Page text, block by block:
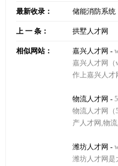
最新收录： 储能消防系统
上 一 条： 拱墅人才网
相似网站： 嘉兴人才网 -
嘉兴人才网（
作上嘉兴人才
物流人才网 -
物流人才网（
产人才网,物
潍坊人才网 -
潍坊人才网是